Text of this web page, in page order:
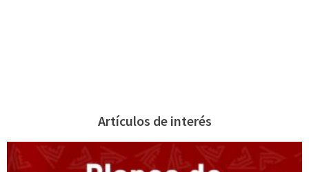
Artículos de interés